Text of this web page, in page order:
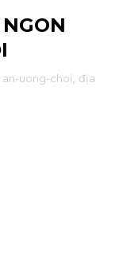
an-uong-choi
địa